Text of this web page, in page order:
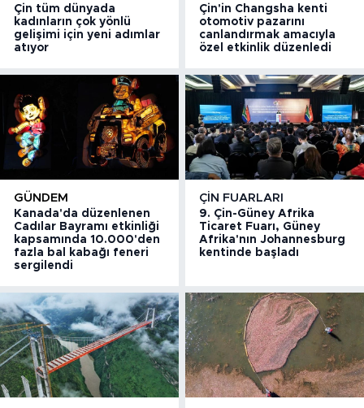
Çin tüm dünyada
kadınların çok yönlü
gelişimi için yeni adımlar
atıyor
Çin'in Changsha kenti
otomotiv pazarını
canlandırmak amacıyla
özel etkinlik düzenledi
GÜNDEM
Kanada'da düzenlenen
Cadılar Bayramı etkinliği
kapsamında 10.000'den
fazla bal kabağı feneri
sergilendi
ÇIN FUARLARI
9. Çin-Güney Afrika
Ticaret Fuarı, Güney
Afrika'nın Johannesburg
kentinde başladı